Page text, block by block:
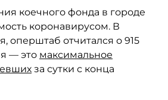
коечного фонда в городе
коронавирусом. В
оперштаб отчитался о 915
— это максимальное
за сутки с конца